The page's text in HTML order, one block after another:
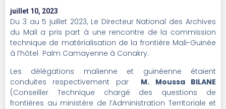
juillet 10, 2023
Du 3 au 5 juillet 2023, Le Directeur National des Archives
du Mali a pris part à une rencontre de la commission
technique de matérialisation de la frontière Mali-Guinée
à l’hôtel Palm Camayenne à Conakry.
Les délégations malienne et guinéenne étaient
conduites respectivement par M. Moussa BILANE
(Conseiller Technique chargé des questions de
frontières au ministère de l’Administration Territoriale et